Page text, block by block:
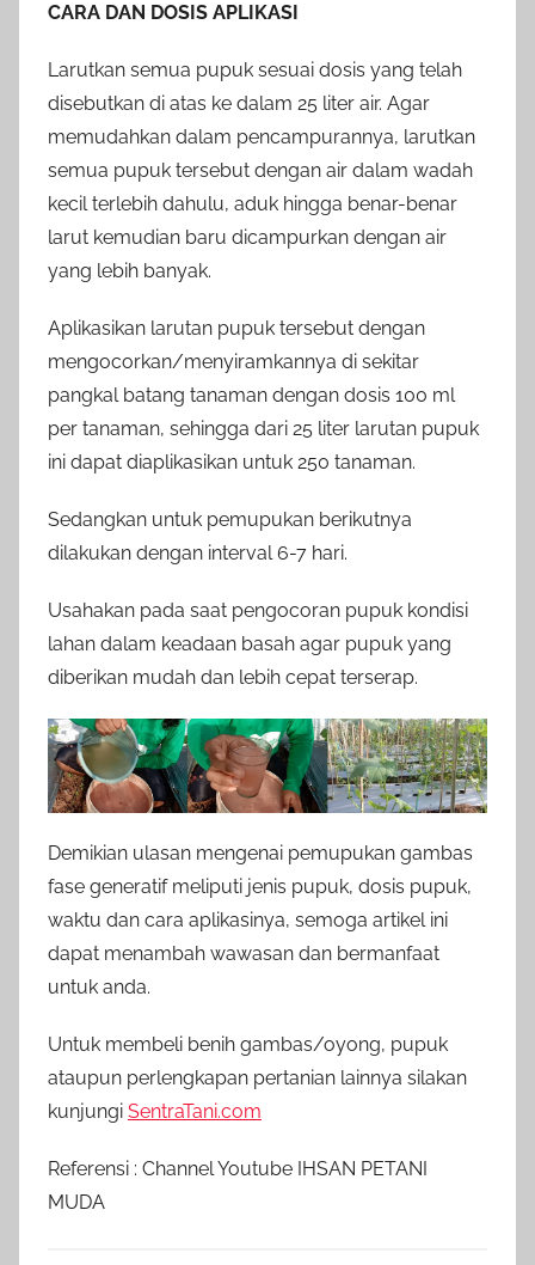
CARA DAN DOSIS APLIKASI
Larutkan semua pupuk sesuai dosis yang telah
disebutkan di atas ke dalam 25 liter air. Agar
memudahkan dalam pencampurannya, larutkan
semua pupuk tersebut dengan air dalam wadah
kecil terlebih dahulu, aduk hingga benar-benar
larut kemudian baru dicampurkan dengan air
yang lebih banyak.
Aplikasikan larutan pupuk tersebut dengan
mengocorkan/menyiramkannya di sekitar
pangkal batang tanaman dengan dosis 100 ml
per tanaman, sehingga dari 25 liter larutan pupuk
ini dapat diaplikasikan untuk 250 tanaman.
Sedangkan untuk pemupukan berikutnya
dilakukan dengan interval 6-7 hari.
Usahakan pada saat pengocoran pupuk kondisi
lahan dalam keadaan basah agar pupuk yang
diberikan mudah dan lebih cepat terserap.
Demikian ulasan mengenai pemupukan gambas
fase generatif meliputi jenis pupuk, dosis pupuk,
waktu dan cara aplikasinya, semoga artikel ini
dapat menambah wawasan dan bermanfaat
untuk anda.
Untuk membeli benih gambas/oyong, pupuk
ataupun perlengkapan pertanian lainnya silakan
kunjungi SentraTani.com
Referensi : Channel Youtube IHSAN PETANI
MUDA